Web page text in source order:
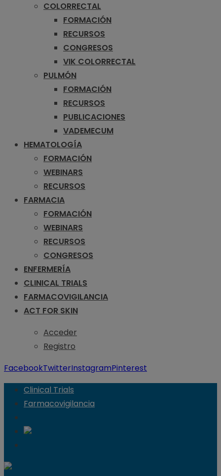
COLORRECTAL
FORMACIÓN
RECURSOS
CONGRESOS
VIK COLORRECTAL
PULMÓN
FORMACIÓN
RECURSOS
PUBLICACIONES
VADEMECUM
HEMATOLOGÍA
FORMACIÓN
WEBINARS
RECURSOS
FARMACIA
FORMACIÓN
WEBINARS
RECURSOS
CONGRESOS
ENFERMERÍA
CLINICAL TRIALS
FARMACOVIGILANCIA
ACT FOR SKIN
Acceder
Registro
FacebookTwitterInstagramPinterest
Clinical Trials
Farmacovigilancia